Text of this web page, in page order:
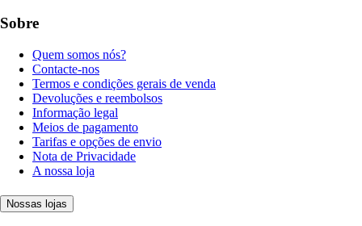
Sobre
Quem somos nós?
Contacte-nos
Termos e condições gerais de venda
Devoluções e reembolsos
Informação legal
Meios de pagamento
Tarifas e opções de envio
Nota de Privacidade
A nossa loja
Nossas lojas